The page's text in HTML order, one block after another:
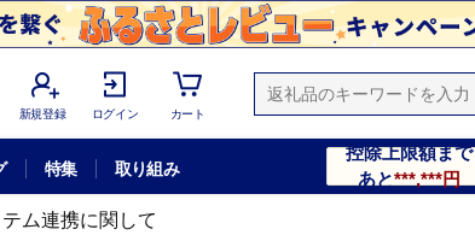
新規登録 ログイン カート
特集 取り組み
控除上限額まで
あと***,***円
ム連携に関して